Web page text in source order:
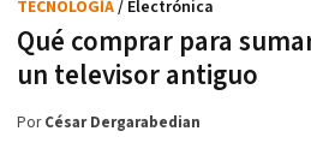
Qué comprar para
un televisor antiguo
TECNOLOGÍA/ Electrónica
PorCésar Dergarabedian